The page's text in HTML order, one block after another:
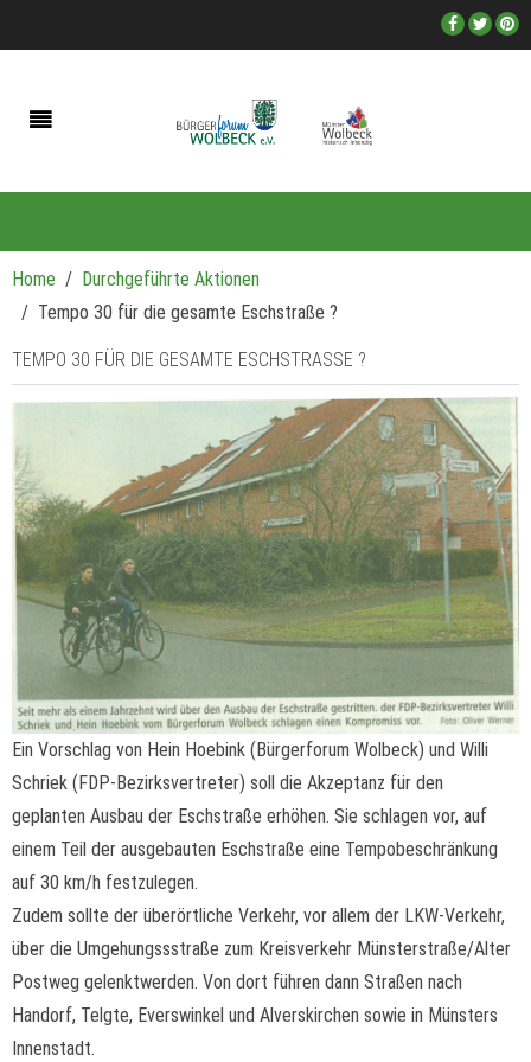
Home
Durchgeführte Aktionen
Tempo 30 für die gesamte Eschstraße ?
TEMPO 30 FÜR DIE GESAMTE ESCHSTRASSE ?
Ein Vorschlag von Hein Hoebink (Bürgerforum Wolbeck) und Willi
Schriek (FDP-Bezirksvertreter) soll die Akzeptanz für den
geplanten Ausbau der Eschstraße erhöhen. Sie schlagen vor, auf
einem Teil der ausgebauten Eschstraße eine Tempobeschränkung
auf 30 km/h festzulegen.
Zudem sollte der überörtliche Verkehr, vor allem der LKW-Verkehr,
über die Umgehungssstraße zum Kreisverkehr Münsterstraße/Alter
Postweg gelenktwerden. Von dort führen dann Straßen nach
Handorf, Telgte, Everswinkel und Alverskirchen sowie in Münsters
Innenstadt.